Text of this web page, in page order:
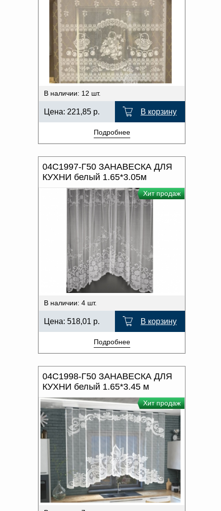
В наличии: 12 шт.
Цена: 221,85 р. В корзину
Подробнее
04С1997-Г50 ЗАНАВЕСКА ДЛЯ
КУХНИ белый 1.65*3.05м
Хит продаж
В наличии: 4 шт.
Цена: 518,01 р. В корзину
Подробнее
04С1998-Г50 ЗАНАВЕСКА ДЛЯ
КУХНИ белый 1.65*3.45 м
Хит продаж